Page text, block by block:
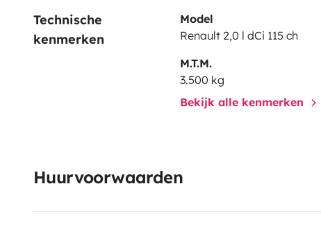
Technische
kenmerken
Model
Renault 2,0 l dCi 115 ch
M.T.M.
3.500 kg
Bekijk alle kenmerken
Huurvoorwaarden